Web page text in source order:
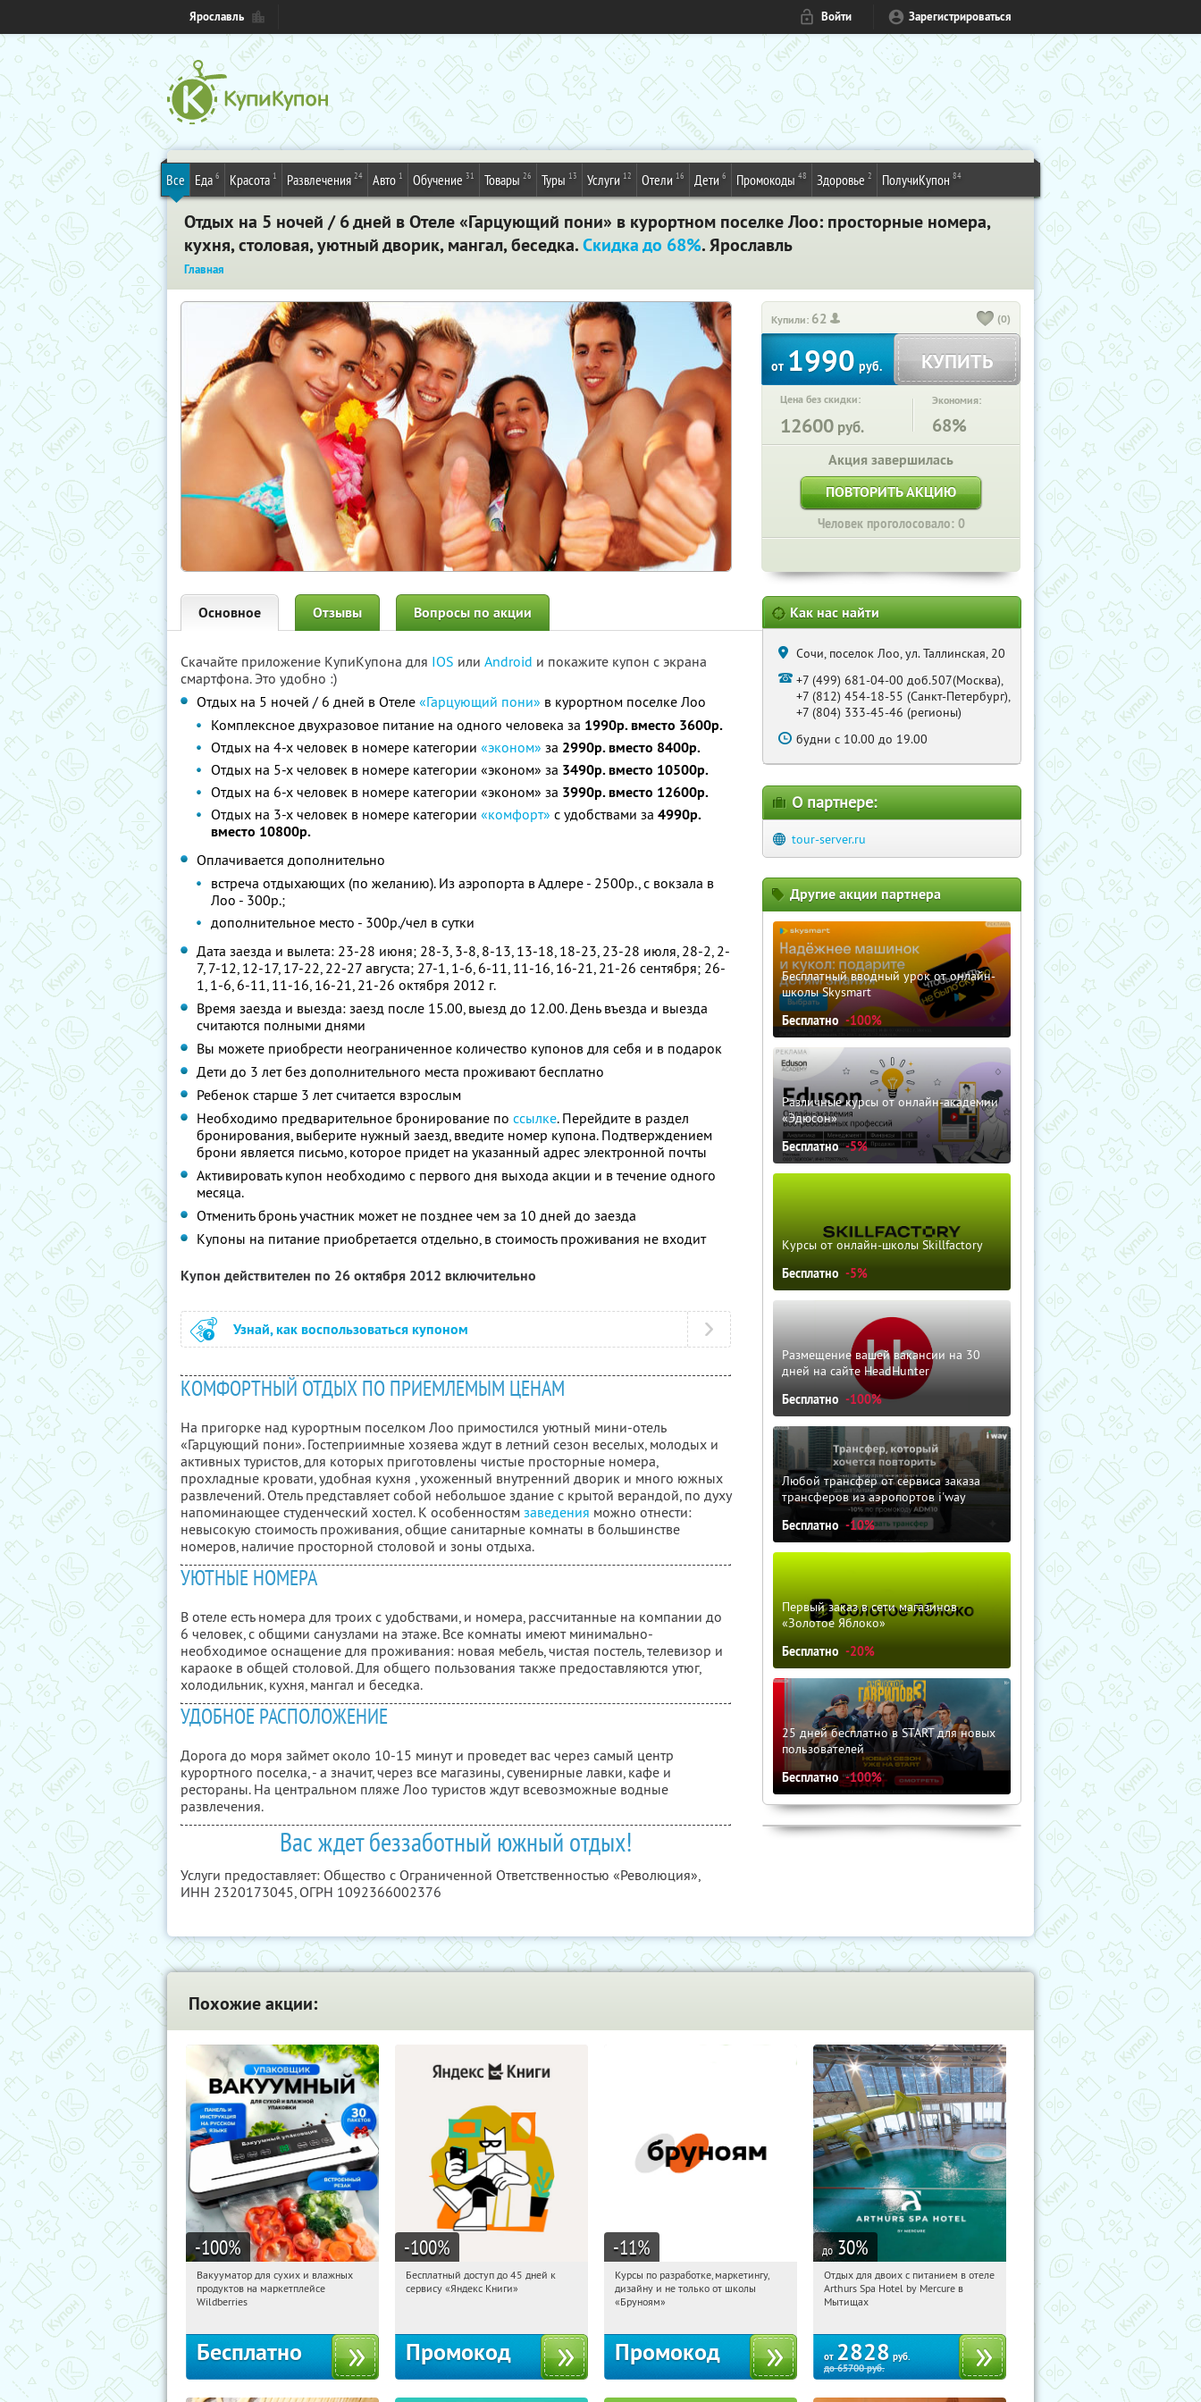
Ярославль Войти Зарегистрироваться
Все Еда 6 Красота 1 Развлечения 24 Авто 1 Обучение 31 Товары 26 Туры 13 Услуги 12 Отели 16 Дети 6 Промокоды 48 Здоровье 2 ПолучиКупон 84
Отдых на 5 ночей / 6 дней в Отеле «Гарцующий пони» в курортном поселке Лоо: просторные номера,
кухня, столовая, уютный дворик, мангал, беседка.Скидка до 68%. Ярославль
Главная
Купили: 62 (0)
от 1990 руб. КУПИТЬ
Цена без скидки:
12600 руб.
Экономия:
68%
Акция завершилась
ПОВТОРИТЬ АКЦИЮ
Человек проголосовало: 0
Основное Отзывы Вопросы по акции
Скачайте приложение КупиКупона для IOS или Android и покажите купон с экрана
смартфона. Это удобно :)
Отдых на 5 ночей / 6 дней в Отеле «Гарцующий пони» в курортном поселке Лоо
Комплексное двухразовое питание на одного человека за 1990р. вместо 3600р.
Отдых на 4-х человек в номере категории «эконом» за 2990р. вместо 8400р.
Отдых на 5-х человек в номере категории «эконом» за 3490р. вместо 10500р.
Отдых на 6-х человек в номере категории «эконом» за 3990р. вместо 12600р.
Отдых на 3-х человек в номере категории «комфорт» с удобствами за 4990р.
вместо 10800р.
Оплачивается дополнительно
встреча отдыхающих (по желанию). Из аэропорта в Адлере - 2500р., с вокзала в
Лоо - 300р.;
дополнительное место - 300р./чел в сутки
Дата заезда и вылета: 23-28 июня; 28-3, 3-8, 8-13, 13-18, 18-23, 23-28 июля, 28-2, 2-
7, 7-12, 12-17, 17-22, 22-27 августа; 27-1, 1-6, 6-11, 11-16, 16-21, 21-26 сентября; 26-
1, 1-6, 6-11, 11-16, 16-21, 21-26 октября 2012 г.
Время заезда и выезда: заезд после 15.00, выезд до 12.00. День въезда и выезда
считаются полными днями
Вы можете приобрести неограниченное количество купонов для себя и в подарок
Дети до 3 лет без дополнительного места проживают бесплатно
Ребенок старше 3 лет считается взрослым
Необходимо предварительное бронирование по ссылке. Перейдите в раздел
бронирования, выберите нужный заезд, введите номер купона. Подтверждением
брони является письмо, которое придет на указанный адрес электронной почты
Активировать купон необходимо с первого дня выхода акции и в течение одного
месяца.
Отменить бронь участник может не позднее чем за 10 дней до заезда
Купоны на питание приобретается отдельно, в стоимость проживания не входит
Купон действителен по 26 октября 2012 включительно
Узнай, как воспользоваться купоном
КОМФОРТНЫЙ ОТДЫХ ПО ПРИЕМЛЕМЫМ ЦЕНАМ
На пригорке над курортным поселком Лоо примостился уютный мини-отель
«Гарцующий пони». Гостеприимные хозяева ждут в летний сезон веселых, молодых и
активных туристов, для которых приготовлены чистые просторные номера,
прохладные кровати, удобная кухня , ухоженный внутренний дворик и много южных
развлечений. Отель представляет собой небольшое здание с крытой верандой, по духу
напоминающее студенческий хостел. К особенностям заведения можно отнести:
невысокую стоимость проживания, общие санитарные комнаты в большинстве
номеров, наличие просторной столовой и зоны отдыха.
УЮТНЫЕ НОМЕРА
В отеле есть номера для троих с удобствами, и номера, рассчитанные на компании до
6 человек, с общими санузлами на этаже. Все комнаты имеют минимально-
необходимое оснащение для проживания: новая мебель, чистая постель, телевизор и
караоке в общей столовой. Для общего пользования также предоставляются утюг,
холодильник, кухня, мангал и беседка.
УДОБНОЕ РАСПОЛОЖЕНИЕ
Дорога до моря займет около 10-15 минут и проведет вас через самый центр
курортного поселка, - а значит, через все магазины, сувенирные лавки, кафе и
рестораны. На центральном пляже Лоо туристов ждут всевозможные водные
развлечения.
Вас ждет беззаботный южный отдых!
Услуги предоставляет: Общество с Ограниченной Ответственностью «Революция»,
ИНН 2320173045, ОГРН 1092366002376
Как нас найти
Сочи, поселок Лоо, ул. Таллинская, 20
+7 (499) 681-04-00 доб.507(Москва),
+7 (812) 454-18-55 (Санкт-Петербург),
+7 (804) 333-45-46 (регионы)
будни с 10.00 до 19.00
О партнере:
tour-server.ru
Другие акции партнера
Бесплатный вводный урок от онлайн-
школы Skysmart
Бесплатно -100%
Различные курсы от онлайн-академии
«Эдюсон»
Бесплатно -5%
Курсы от онлайн-школы Skillfactory
Бесплатно -5%
Размещение вашей вакансии на 30
дней на сайте HeadHunter
Бесплатно -100%
Любой трансфер от сервиса заказа
трансферов из аэропортов i'way
Бесплатно -10%
Первый заказ в сети магазинов
«Золотое Яблоко»
Бесплатно -20%
25 дней бесплатно в START для новых
пользователей
Бесплатно -100%
Похожие акции:
-100%
05:18:04 Получили:180
Россия
Вакууматор для сухих и влажных
продуктов на маркетплейсе
Wildberries
Бесплатно
-100%
05:18:04
Получи первым!
Бесплатный доступ до 45 дней к
сервису «Яндекс Книги»
Промокод
-11%
05:18:04
Получи первым!
Россия
Курсы по разработке, маркетингу,
дизайну и не только от школы
«Бруноям»
Промокод
до 30%
05:18:04
Купи первым!
Московская обл., г. Мытищи, д.
Отдых для двоих с питанием в отеле
Arthurs Spa Hotel by Mercure в
Мытищах
от 2828 руб.
до65700руб.